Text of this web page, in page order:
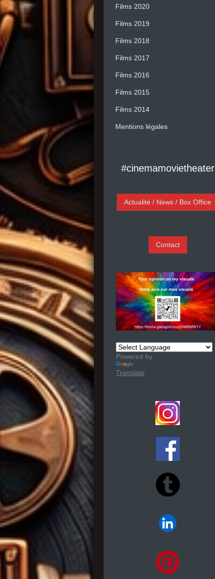
Films 2020
Films 2019
Films 2018
Films 2017
Films 2016
Films 2015
Films 2014
Mentions légales
#cinemamovietheater
Actualité / News / Box Office
Contact
Powered by
Translate